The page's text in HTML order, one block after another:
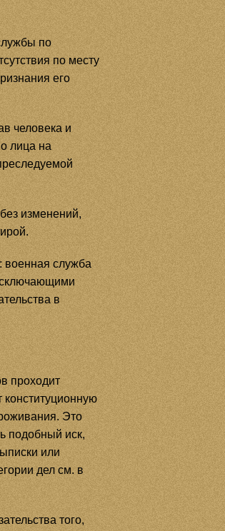
по
по месту
его
человека и
лица на
изменений,
военная служба
в
проходит
конституционную
Это
подобный иск,
или
дел см. в
того,